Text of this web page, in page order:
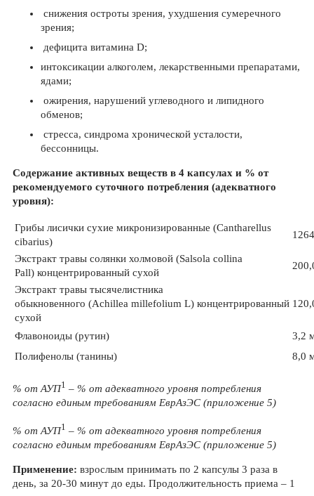
снижения остроты зрения, ухудшения сумеречного
зрения;
дефицита витамина D;
интоксикации алкоголем, лекарственными препаратами,
ядами;
ожирения, нарушений углеводного и липидного
обменов;
стресса, синдрома хронической усталости,
бессонницы.
Содержание активных веществ в 4 капсулах и % от
рекомендуемого суточного потребления (адекватного
уровня):
Грибы лисички сухие микронизированные (Cantharellus
cibarius)
Экстракт травы солянки холмовой (Salsola collina
Pall) концентрированный сухой
Экстракт травы тысячелистника
обыкновенного (Achillea millefolium L) концентрированный
сухой
Флавоноиды (рутин)
3,2
Полифенолы (танины)
8,0
% от АУП1 – % от адекватного уровня потребления
согласно единым требованиям ЕврАзЭС (приложение 5)
% от АУП1 – % от адекватного уровня потребления
согласно единым требованиям ЕврАзЭС (приложение 5)
Применение: взрослым принимать по 2 капсулы 3 раза в
день, за 20-30 минут до еды. Продолжительность приема – 1